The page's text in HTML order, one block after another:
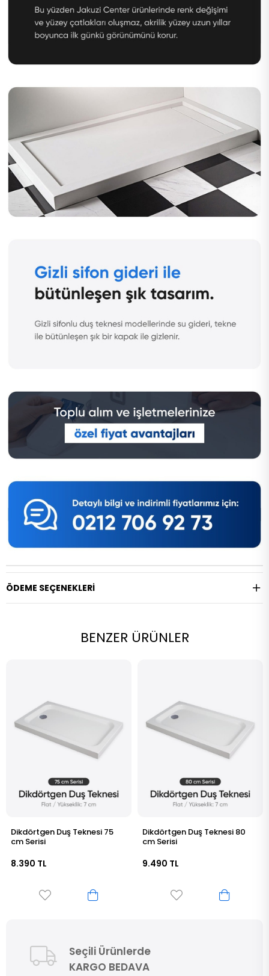
ÖDEME SEÇENEKLERI
BENZER ÜRÜNLER
Dikdörtgen Duş Teknesi 80
cm Serisi
9.490 TL
Dikdörtgen Duş Teknesi 85
cm Serisi
9.890 TL
Seçili Ürünlerde
KARGO BEDAVA